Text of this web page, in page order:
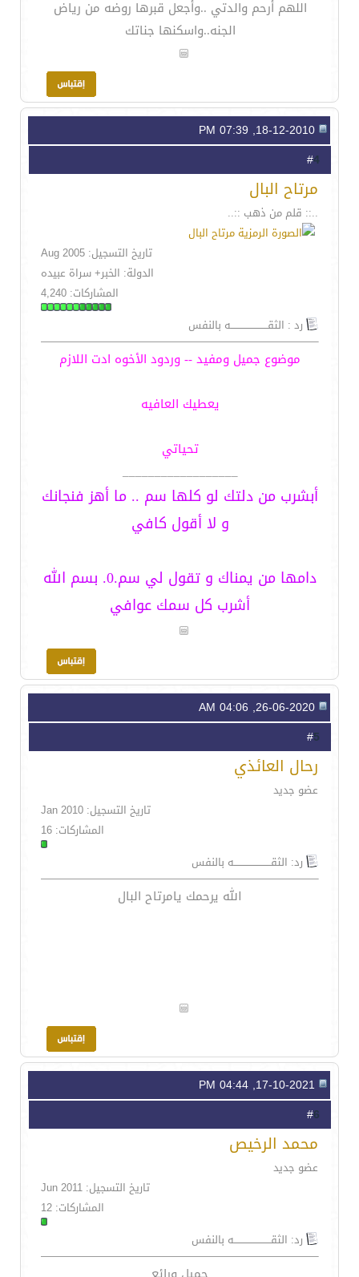
اللهم أرحم والدتي ..وأجعل قبرها روضه من رياض
الجنه..واسكنها جناتك
4
مرتاح البال
..:: قلم من ذهب ::..
تاريخ التسجيل: Aug 2005
الدولة: الخبر+ سراة عبيده
المشاركات: 4,240
رد : الثقـــــــــــــــــــــــه بالنفس
موضوع جميل ومفيد -- وردود الأخوه ادت اللازم
يعطيك العافيه
تحياتي
__________________
أبشرب من دلتك لو كلها سم .. ما أهز فنجانك
و لا أقول كافي
دامها من يمناك و تقول لي سم.0. بسم الله
أشرب كل سمك عوافي
5
رحال العائذي
عضو جديد
تاريخ التسجيل: Jan 2010
المشاركات: 16
رد: الثقـــــــــــــــــــــــه بالنفس
الله يرحمك يامرتاح البال
6
محمد الرخيص
عضو جديد
تاريخ التسجيل: Jun 2011
المشاركات: 12
رد: الثقـــــــــــــــــــــــه بالنفس